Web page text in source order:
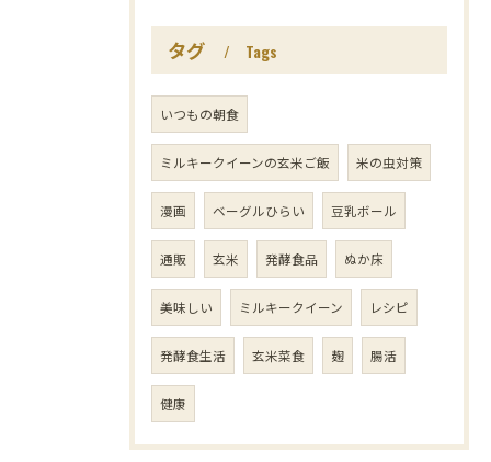
タグ Tags
いつもの朝食
ミルキークイーンの玄米ご飯 米の虫対策
漫画 ベーグルひらい 豆乳ボール
通販 玄米 発酵食品 ぬか床
美味しい ミルキークイーン レシピ
発酵食生活 玄米菜食 麹 腸活
健康